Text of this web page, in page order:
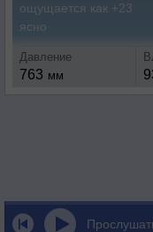
ощущается как +23
ясно
Давление
763 мм